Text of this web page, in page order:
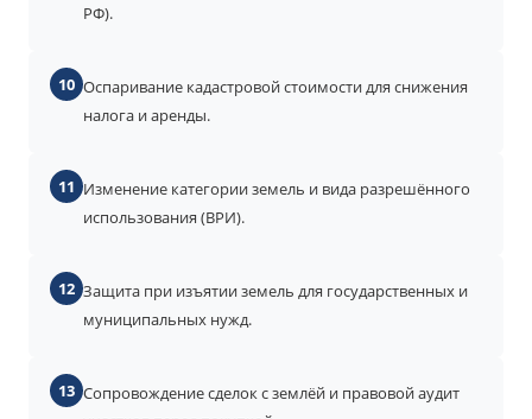
РФ).
10 Оспаривание кадастровой стоимости для снижения
налога и аренды.
11 Изменение категории земель и вида разрешённого
использования (ВРИ).
12 Защита при изъятии земель для государственных и
муниципальных нужд.
13 Сопровождение сделок с землёй и правовой аудит